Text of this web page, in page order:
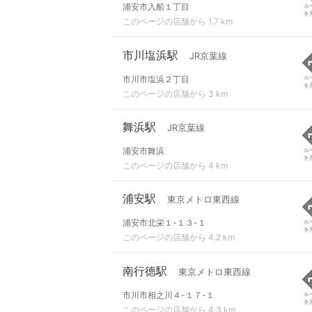
浦安市入船１丁目
このページの店舗から 1.7 km
ル
を
市川塩浜駅 JR京葉線
市川市塩浜２丁目
このページの店舗から 3 km
ル
を
舞浜駅 JR京葉線
浦安市舞浜
このページの店舗から 4 km
ル
を
浦安駅 東京メトロ東西線
浦安市北栄１-１３-１
このページの店舗から 4.2 km
ル
を
南行徳駅 東京メトロ東西線
市川市相之川４-１７-１
このページの店舗から 4.3 km
ル
を